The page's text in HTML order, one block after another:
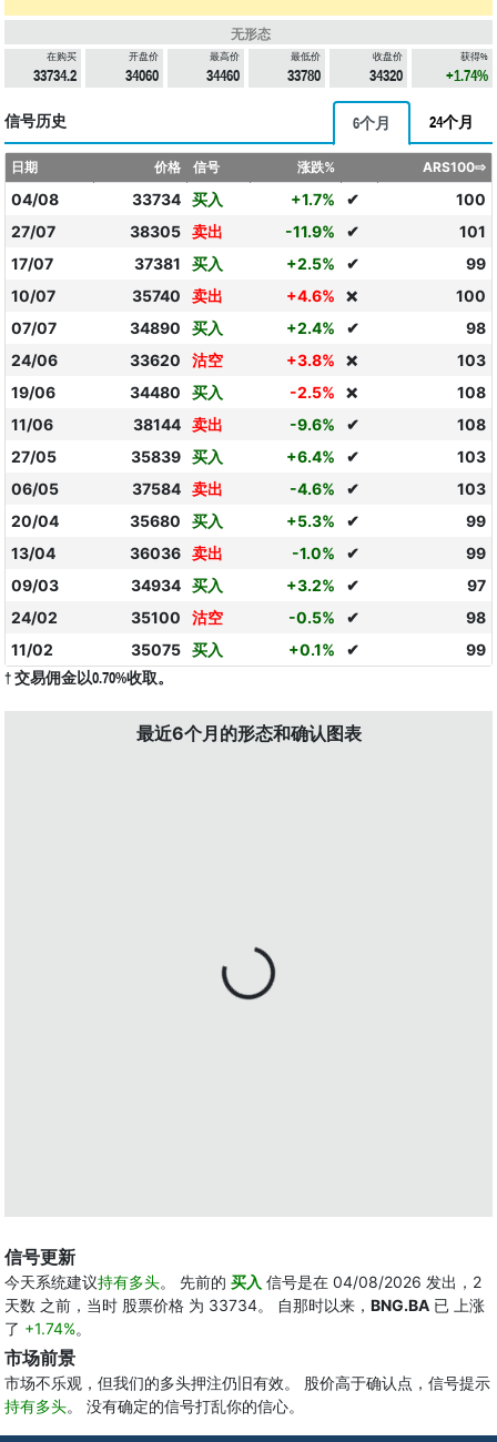
无形态
在购买
33734.2
开盘价
34060
最高价
34460
最低价
33780
收盘价
34320
获得%
+1.74%
信号历史 6个月 24个月
日期 价格 信号 涨跌% ARS100⇨
04/08 33734 买入 +1.7% ✔
100
27/07
38305 卖出 -11.9% ✔
101
17/07
37381 买入 +2.5% ✔
99
10/07
35740 卖出 +4.6% ❌
100
07/07
34890 买入 +2.4% ✔
98
24/06
33620 沽空 +3.8% ❌
103
19/06
34480 买入 -2.5% ❌
108
11/06
38144 卖出 -9.6% ✔
108
27/05
35839 买入 +6.4% ✔
103
06/05
37584 卖出 -4.6% ✔
103
20/04
35680 买入 +5.3% ✔
99
13/04
36036 卖出 -1.0% ✔
99
09/03
34934 买入 +3.2% ✔
97
24/02
35100 沽空 -0.5% ✔
98
11/02
35075 买入 +0.1% ✔ 99
† 交易佣金以0.70%收取。
最近6个月的形态和确认图表
信号更新
今天系统建议持有多头。 先前的 买入 信号是在 04/08/2026 发出，2
天数 之前，当时 股票价格 为 33734。 自那时以来， BNG.BA 已 上涨
了 +1.74%。
市场前景
市场不乐观，但我们的多头押注仍旧有效。 股价高于确认点，信号提示
持有多头。 没有确定的信号打乱你的信心。